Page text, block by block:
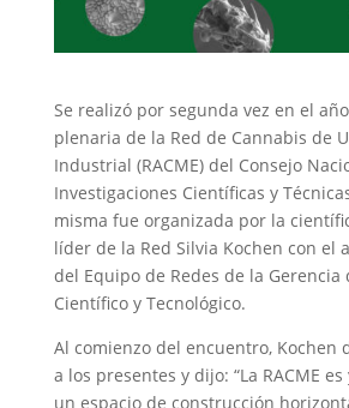
Se realizó por segunda vez en el
plenaria de la Red de Cannabis de
Industrial (RACME) del Consejo
Investigaciones Científicas y
misma fue organizada por la
líder de la Red Silvia Kochen con el
del Equipo de Redes de la Gerencia
Científico y Tecnológico.
Al comienzo del encuentro, Kochen
a los presentes y dijo: “La RACME
un espacio de construcción